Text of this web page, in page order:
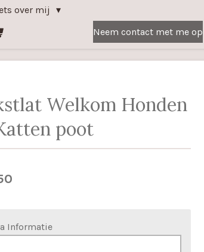
over mij
Neem contact met me op
Welkom Honden
poot
Informatie